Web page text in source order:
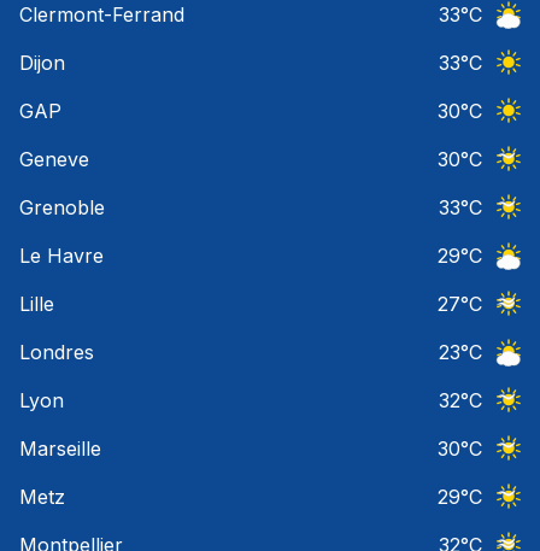
Clermont-Ferrand
33°C
Dijon
33°C
GAP
30°C
Geneve
30°C
Grenoble
33°C
Le Havre
29°C
Lille
27°C
Londres
23°C
Lyon
32°C
Marseille
30°C
Metz
29°C
Montpellier
32°C